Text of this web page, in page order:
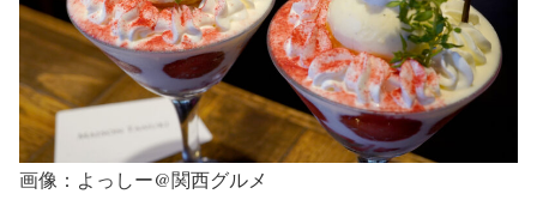
画像：よっしー@関西グルメ